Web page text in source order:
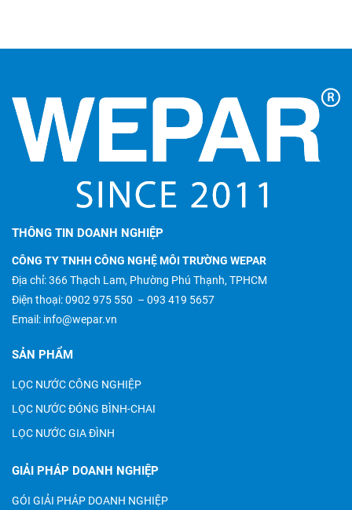
THÔNG TIN DOANH NGHIỆP
CÔNG TY TNHH CÔNG NGHỆ MÔI TRƯỜNG WEPAR
Địa chỉ: 366 Thạch Lam, Phường Phú Thạnh, TPHCM
Điện thoại:0902 975 550 – 093 419 5657
Email: info@wepar.vn
SẢN PHẨM
LỌC NƯỚC CÔNG NGHIỆP
LỌC NƯỚC ĐÓNG BÌNH-CHAI
LỌC NƯỚC GIA ĐÌNH
GIẢI PHÁP DOANH NGHIỆP
GÓI GIẢI PHÁP DOANH NGHIỆP